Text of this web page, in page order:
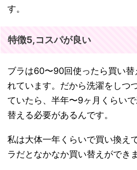
す。
特徴5,コスパが良い
ブラは60〜90回使ったら買い
れています。だから洗濯をしつ
ていたら、半年〜9ヶ月くらい
替える必要があるんです。
私は大体一年くらいで買い換え
ラだとなかなか買い替えができ